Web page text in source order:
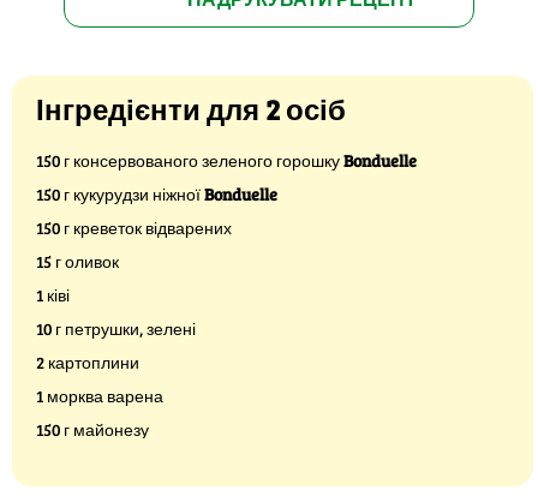
Інгредієнти для 2 осіб
150 г консервованого зеленого горошкуBonduelle
150 г кукурудзи ніжноїBonduelle
150 г креветок відварених
15 г оливок
1 ківі
10 г петрушки, зелені
2 картоплини
1 морква варена
150 г майонезу